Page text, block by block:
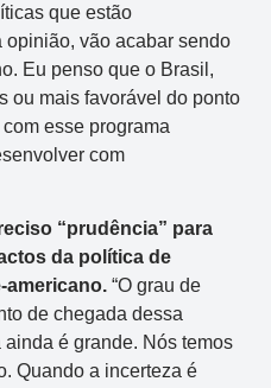
que estão
vão acabar sendo
Eu penso que o Brasil,
ou mais favorável do ponto
esse programa
com
“prudência” para
da política de
americano. “O grau de
de chegada dessa
é grande. Nós temos
Quando a incerteza é